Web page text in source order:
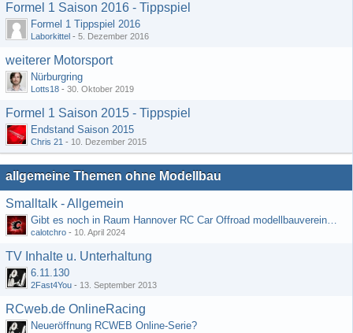
Formel 1 Saison 2016 - Tippspiel
Formel 1 Tippspiel 2016
Laborkittel - 5. Dezember 2016
weiterer Motorsport
Nürburgring
Lotts18 - 30. Oktober 2019
Formel 1 Saison 2015 - Tippspiel
Endstand Saison 2015
Chris 21 - 10. Dezember 2015
allgemeine Themen ohne Modellbau
Smalltalk - Allgemein
Gibt es noch in Raum Hannover RC Car Offroad modellbauvereine, habe selbst schon gegoogelt aber erfolglos
calotchro - 10. April 2024
TV Inhalte u. Unterhaltung
6.11.130
2Fast4You - 13. September 2013
RCweb.de OnlineRacing
Neueröffnung RCWEB Online-Serie?